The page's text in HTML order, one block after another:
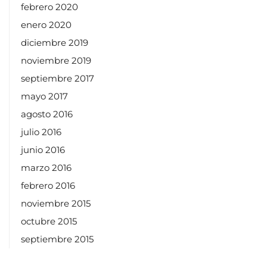
febrero 2020
enero 2020
diciembre 2019
noviembre 2019
septiembre 2017
mayo 2017
agosto 2016
julio 2016
junio 2016
marzo 2016
febrero 2016
noviembre 2015
octubre 2015
septiembre 2015